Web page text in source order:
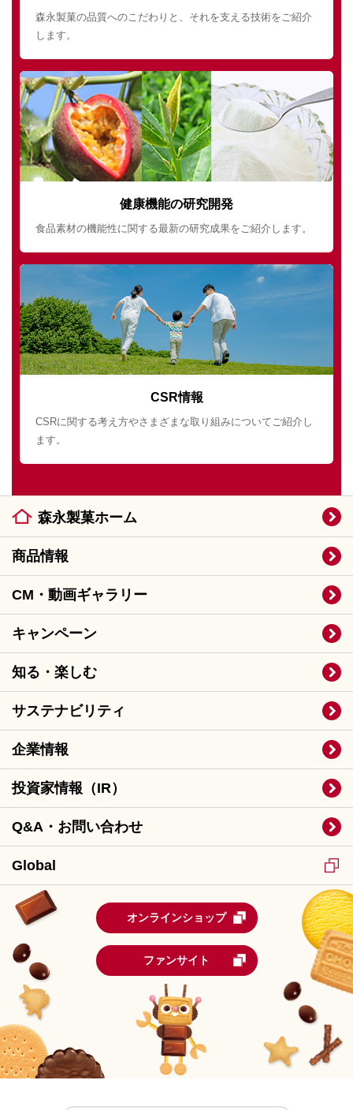
森永製菓の品質へのこだわりと、それを支える技術をご紹介
します。
健康機能の研究開発
食品素材の機能性に関する最新の研究成果をご紹介します。
CSR情報
CSRに関する考え方やさまざまな取り組みについてご紹介し
ます。
森永製菓ホーム
商品情報
CM・動画ギャラリー
キャンペーン
知る・楽しむ
サステナビリティ
企業情報
投資家情報（IR）
Q&A・お問い合わせ
Global
オンラインショップ
ファンサイト